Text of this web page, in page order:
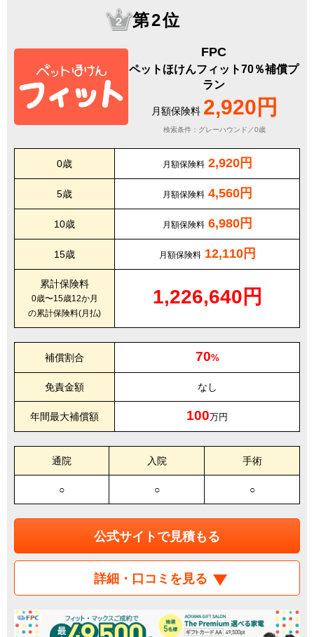
第2位
FPC
ペットほけんフィット70％補償プ
ラン
月額保険料 2,920円
検索条件：グレーハウンド／0歳
0歳 月額保険料 2,920円
5歳 月額保険料 4,560円
10歳 月額保険料 6,980円
15歳 月額保険料 12,110円
累計保険料
0歳〜15歳12か月
の累計保険料(月払)
1,226,640円
補償割合 70%
免責金額 なし
年間最大補償額 100万円
通院 入院 手術
○ ○ ○
公式サイトで見積もる
詳細・口コミを見る